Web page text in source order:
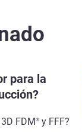
para la
FDM® y FFF?